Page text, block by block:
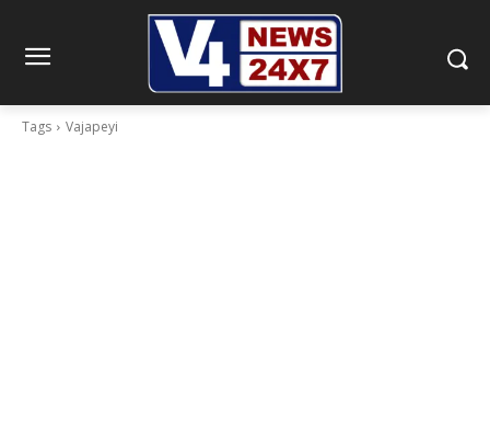
Tags Vajapeyi